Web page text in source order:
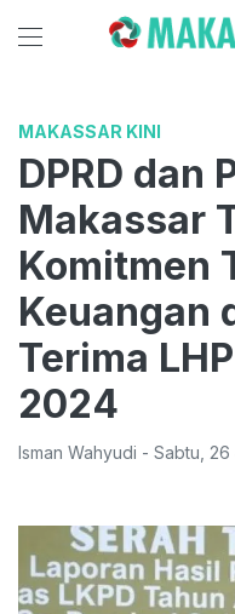
MAKASSAR KINI
DPRD dan
Makassar
Komitmen
Keuangan
Terima
2024
Isman Wahyudi - Sabtu 26